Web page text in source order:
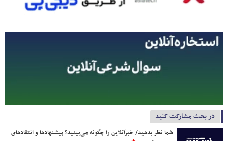
در بحث مشارکت کنید
شما نظر بدهید/ خبرآنلاین را چگونه می‌بینید؟ پیشنهادها و انتقادهای